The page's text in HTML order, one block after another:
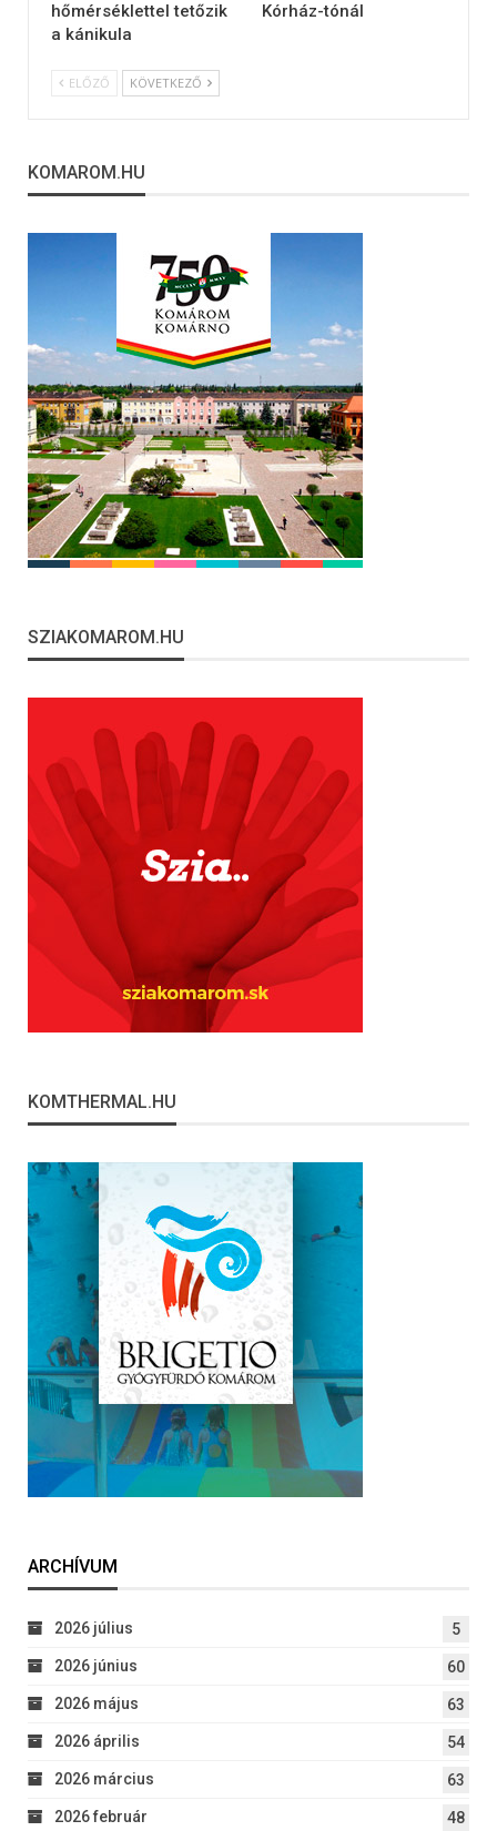
hőmérséklettel tetőzik
a kánikula
Kórház-tónál
ELŐZŐ KÖVETKEZŐ
KOMAROM.HU
SZIAKOMAROM.HU
KOMTHERMAL.HU
ARCHÍVUM
2026 július 5
2026 június 60
2026 május 63
2026 április 54
2026 március 63
2026 február 48